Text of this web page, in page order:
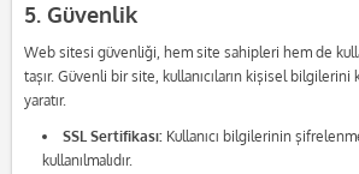
5. Güvenlik
Web sitesi güvenliği, hem site sahipleri hem de
taşır. Güvenli bir site, kullanıcıların kişisel
yaratır.
SSL Sertifikası:Kullanıcı bilgilerinin
kullanılmalıdır.